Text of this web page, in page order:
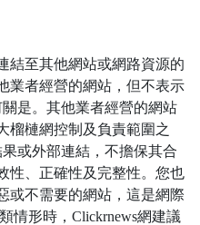
結至其他網站或網路資源的
業者經營的網站，但不表示
是。其他業者經營的網站
榴槤網控制及負責範圍之
或外部連結，不擔保其合
性、正確性及完整性。您也
或不需要的網站，這是網際
情形時，Clickrnews網建議